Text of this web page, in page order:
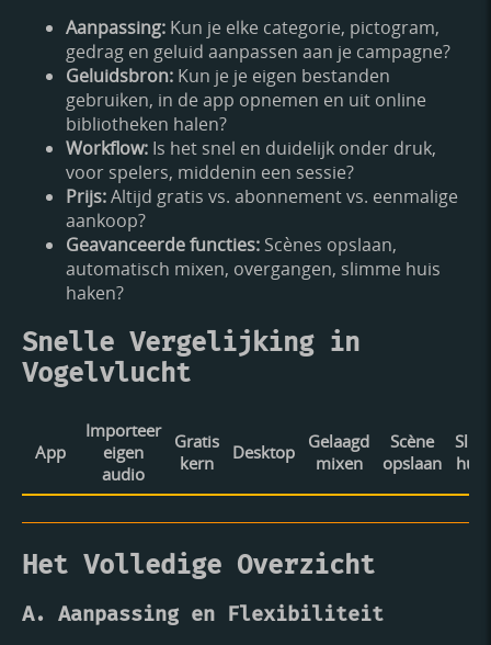
Aanpassing: Kun je elke categorie, pictogram,
gedrag en geluid aanpassen aan je campagne?
Geluidsbron: Kun je je eigen bestanden
gebruiken, in de app opnemen en uit online
bibliotheken halen?
Workflow: Is het snel en duidelijk onder druk,
voor spelers, middenin een sessie?
Prijs:Altijd gratis vs. abonnement vs. eenmalige
aankoop?
Geavanceerde functies: Scènes opslaan,
automatisch mixen, overgangen, slimme huis
haken?
Snelle Vergelijking in
Vogelvlucht
App
Importeer
eigen
audio
Gratis
kern
Desktop
Gelaagd
mixen
Scène
opslaan
Slim
huis
Het Volledige Overzicht
A. Aanpassing en Flexibiliteit